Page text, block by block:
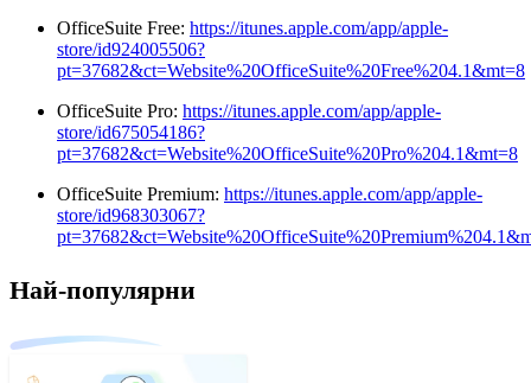
OfficeSuite Free: https://itunes.apple.com/app/apple-
store/id924005506?
pt=37682&ct=Website%20OfficeSuite%20Free%204.1&mt=8
OfficeSuite Pro: https://itunes.apple.com/app/apple-
store/id675054186?
pt=37682&ct=Website%20OfficeSuite%20Pro%204.1&mt=8
OfficeSuite Premium: https://itunes.apple.com/app/apple-
store/id968303067?
Най-популярни